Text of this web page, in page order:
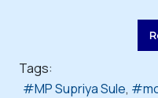
Tags:
MP Supriya Sule